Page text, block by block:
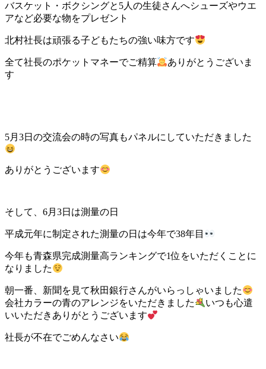
バスケット・ボクシングと5人の生徒さんへシューズやウエ
アなど必要な物をプレゼント
北村社長は頑張る子どもたちの強い味方です
全て社長のポケットマネーでご精算
ありがとうございま
す
5月3日の交流会の時の写真もパネルにしていただきました
ありがとうございます
そして、6月3日は測量の日
平成元年に制定された測量の日は今年で38年目
今年も青森県完成測量高ランキングで1位をいただくことに
なりました
朝一番、新聞を見て秋田銀行さんがいらっしゃいました
会社カラーの青のアレンジをいただきました
いつも心遣
いいただきありがとうございます
社長が不在でごめんなさい